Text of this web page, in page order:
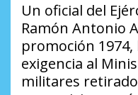
Un oficial del
Ramón Antonio
promoción
exigencia al
militares